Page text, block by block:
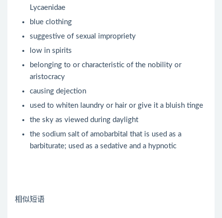
Lycaenidae
blue clothing
suggestive of sexual impropriety
low in spirits
belonging to or characteristic of the nobility or
aristocracy
causing dejection
used to whiten laundry or hair or give it a bluish tinge
the sky as viewed during daylight
the sodium salt of amobarbital that is used as a
barbiturate; used as a sedative and a hypnotic
相似短语